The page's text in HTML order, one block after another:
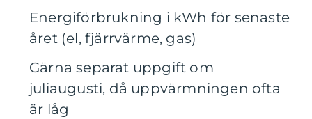
Energiförbrukning i kWh för senaste
året (el, fjärrvärme, gas)
Gärna separat uppgift om
juliaugusti, då uppvärmningen ofta
är låg